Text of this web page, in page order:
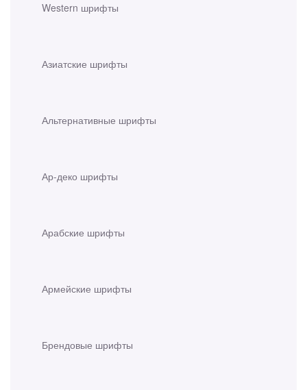
Western шрифты
Азиатские шрифты
Альтернативные шрифты
Ар-деко шрифты
Арабские шрифты
Армейские шрифты
Брендовые шрифты